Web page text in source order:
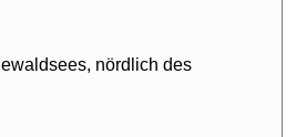
nördlich des